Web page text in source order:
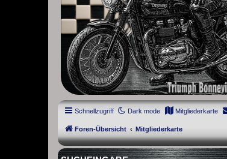
Schnellzugriff Dark mode Mitgliederkarte
Foren-Übersicht Mitgliederkarte